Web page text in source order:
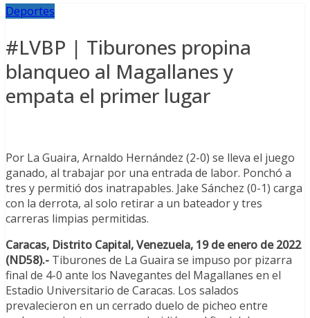
Deportes
#LVBP | Tiburones propina
blanqueo al Magallanes y
empata el primer lugar
Por La Guaira, Arnaldo Hernández (2-0) se lleva el juego
ganado, al trabajar por una entrada de labor. Ponchó a
tres y permitió dos inatrapables. Jake Sánchez (0-1) carga
con la derrota, al solo retirar a un bateador y tres
carreras limpias permitidas.
Caracas, Distrito Capital, Venezuela, 19 de enero de 2022
(ND58).- Tiburones de La Guaira se impuso por pizarra
final de 4-0 ante los Navegantes del Magallanes en el
Estadio Universitario de Caracas. Los salados
prevalecieron en un cerrado duelo de picheo entre